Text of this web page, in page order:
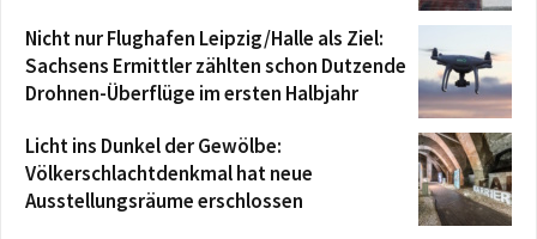
Nicht nur Flughafen Leipzig/Halle als Ziel:
Sachsens Ermittler zählten schon Dutzende
Drohnen-Überflüge im ersten Halbjahr
Licht ins Dunkel der Gewölbe:
Völkerschlachtdenkmal hat neue
Ausstellungsräume erschlossen